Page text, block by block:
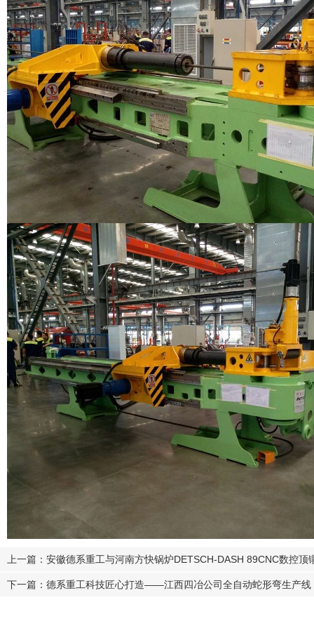
上一篇：安徽德系重工与河南方快锅炉DETSCH-DASH 89CNC数控
下一篇：德系重工科技匠心打造——江西四冶公司全自动蛇形弯生产线